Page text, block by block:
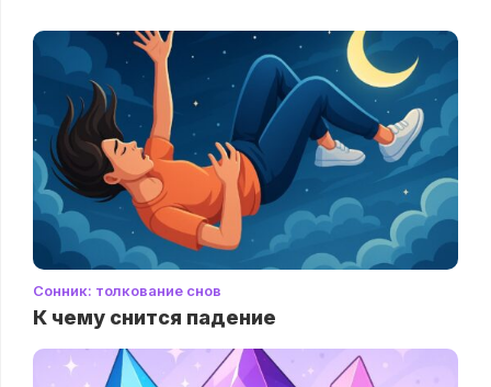
Сонник: толкование снов
К чему снится падение